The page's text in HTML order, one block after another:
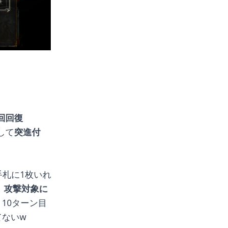
回復
て突進付
札に1枚いれ
攻撃対象に
ターン目
ないw